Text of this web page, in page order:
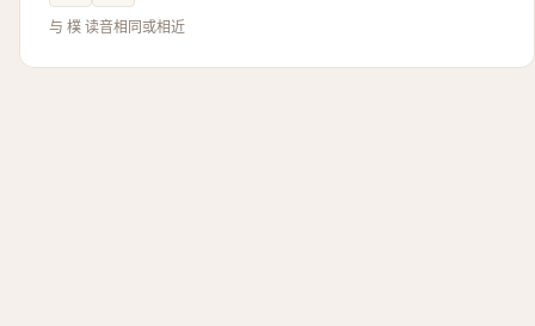
与 樸 读音相同或相近